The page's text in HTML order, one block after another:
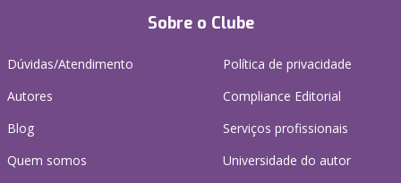
Sobre o Clube
Dúvidas/Atendimento
Autores
Blog
Quem somos
Política de privacidade
Compliance Editorial
Serviços profissionais
Universidade do autor